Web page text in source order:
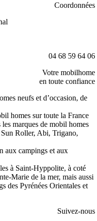
Coordonnées
04 68 59 64 06
Votre mobilhome
en toute confiance
neufs et d’occasion, de
homes sur toute la France
marques de mobil homes
Roller, Abi, Trigano,
aux campings et aux
à Saint-Hyppolite, à coté
Marie de la mer, mais aussi
des Pyrénées Orientales et
Suivez-nous